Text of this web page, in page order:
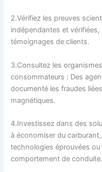
2.Vérifiez les preuves
indépendantes et
témoignages de clients.
3.Consultez les
consommateurs : Des
documenté les fraudes
magnétiques.
4.Investissez dans des
à économiser du
technologies éprouvées
comportement de conduite.